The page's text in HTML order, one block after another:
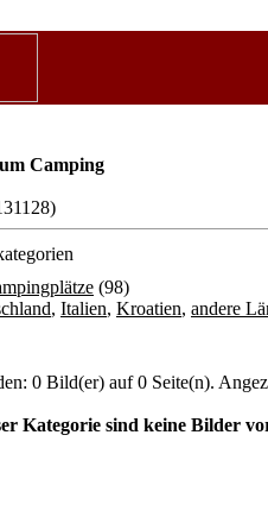
Camping
(98)
, Italien, Kroatien, andere
0 Bild(er) auf 0 Seite(n).
Kategorie sind keine Bilder